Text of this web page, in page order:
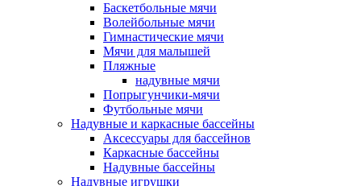
Баскетбольные мячи
Волейбольные мячи
Гимнастические мячи
Мячи для малышей
Пляжные
надувные мячи
Попрыгунчики-мячи
Футбольные мячи
Надувные и каркасные бассейны
Аксессуары для бассейнов
Каркасные бассейны
Надувные бассейны
Надувные игрушки